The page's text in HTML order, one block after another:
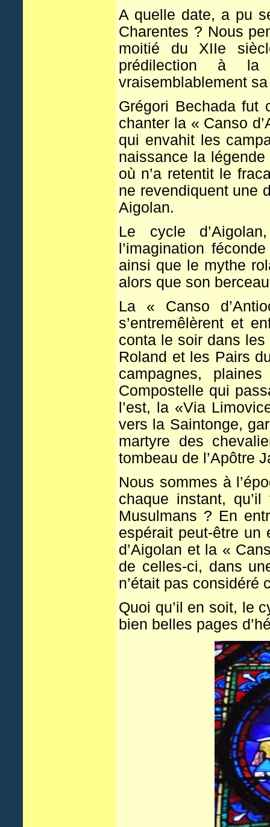
A quelle date, a pu
Charentes ? Nous
moitié du XIIe
prédilection à la
vraisemblablement
Grégori Bechada fut
chanter la « Canso
qui envahit les
naissance la
où n’a retentit le
ne revendiquent une
Aigolan.
Le cycle
l’imagination
ainsi que le mythe
alors que son
La « Canso
s’entremêlèrent et
conta le soir dans
Roland et les Pairs
campagnes,
Compostelle qui
l’est, la «Via
vers la Saintonge,
martyre des
tombeau de l’Apôtre
Nous sommes à
chaque instant,
Musulmans ? En
espérait peut-être un
d’Aigolan et la «
de celles-ci, dans
n’était pas considéré
Quoi qu’il en soit, le
bien belles pages